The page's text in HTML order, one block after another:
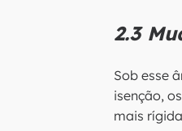
2.3
Sob esse
isenção,
mais